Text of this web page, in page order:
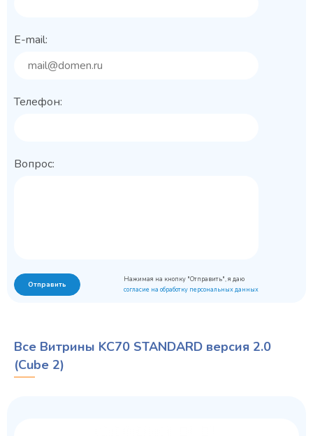
E-mail:
Телефон:
Вопрос:
Отправить
Нажимая на кнопку "Отправить", я даю
согласие на обработку персональных данных
Все Витрины KC70 STANDARD версия 2.0
(Cube 2)